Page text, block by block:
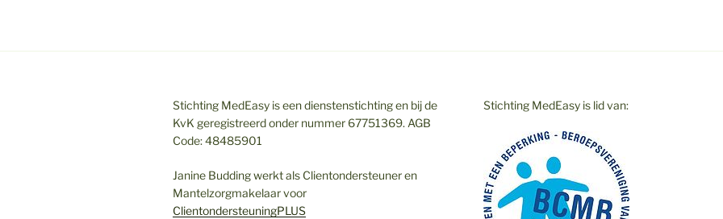
Stichting MedEasy is een dienstenstichting en bij de
KvK geregistreerd onder nummer 67751369. AGB
Code: 48485901
Janine Budding werkt als Clientondersteuner en
Mantelzorgmakelaar voor
ClientondersteuningPLUS
Stichting MedEasy is lid van: